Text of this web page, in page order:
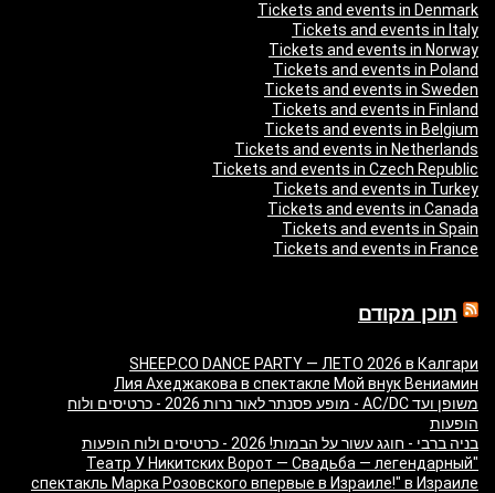
Tickets and events in Denmark
Tickets and events in Italy
Tickets and events in Norway
Tickets and events in Poland
Tickets and events in Sweden
Tickets and events in Finland
Tickets and events in Belgium
Tickets and events in Netherlands
Tickets and events in Czech Republic
Tickets and events in Turkey
Tickets and events in Canada
Tickets and events in Spain
Tickets and events in France
תוכן מקודם
SHEEP.CO DANCE PARTY — ЛЕТО 2026 в Калгари
Лия Ахеджакова в спектакле Мой внук Вениамин
משופן ועד AC/DC - מופע פסנתר לאור נרות 2026 - כרטיסים ולוח
הופעות
בניה ברבי - חוגג עשור על הבמות! 2026 - כרטיסים ולוח הופעות
"Театр У Никитских Ворот — Свадьба — легендарный
спектакль Марка Розовского впервые в Израиле!" в Израиле